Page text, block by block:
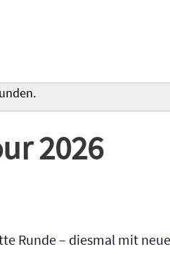
2026
Runde – diesmal mit